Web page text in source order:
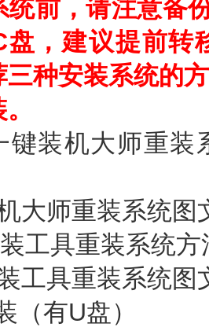
统前，请注意备
，建议提前转
种安装系统的
装机大师重装
师重装系统图
工具重装系统方
具重装系统图
有U盘）